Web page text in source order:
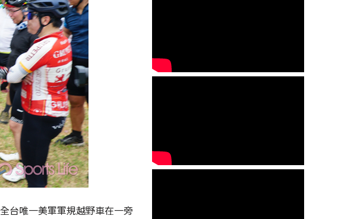
台唯一美軍軍規越野車在一旁